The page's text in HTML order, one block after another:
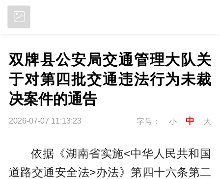
双牌县公安局交通管理大队关
于对第四批交通违法行为未裁
决案件的通告
2026-07-07 11:13:23 字号： 小 中 大
依据《湖南省实施<中华人民共和国
道路交通安全法>办法》第四十六条第二